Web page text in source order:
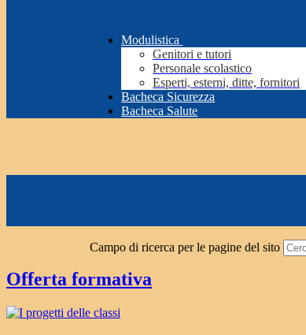
Modulistica
Genitori e tutori
Personale scolastico
Esperti, esterni, ditte, fornitori
Bacheca Sicurezza
Bacheca Salute
Campo di ricerca per le pagine del sito
Offerta formativa